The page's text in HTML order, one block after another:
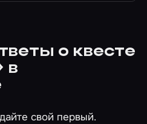
о квесте
в
свой первый.